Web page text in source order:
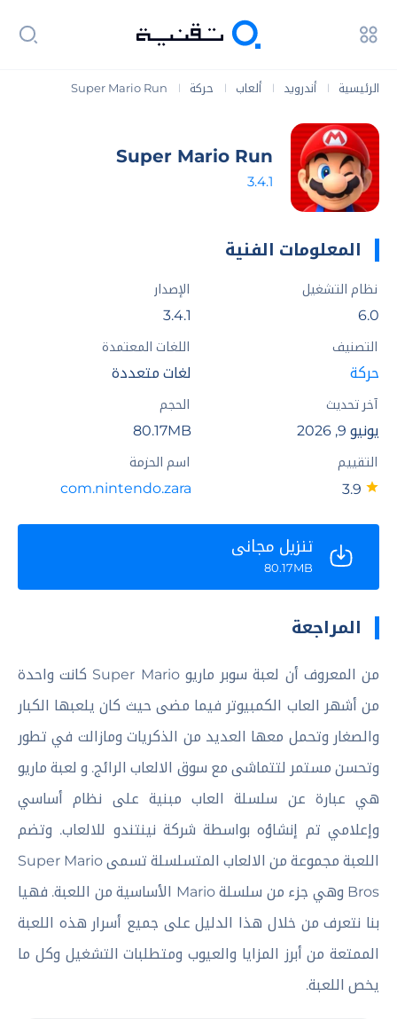
الرئيسية | أندرويد | ألعاب | حركة |
Super Mario Run
Super Mario Run
3.4.1
المعلومات الفنية
نظام التشغيل
6.0
الإصدار
3.4.1
التصنيف
حركة
اللغات المعتمدة
لغات متعددة
آخر تحديث
يونيو 9, 2026
الحجم
80.17MB
التقييم اسم الحزمة
com.nintendo.zara
تنزيل مجاني
80.17MB
المراجعة
من المعروف أن لعبة سوبر ماريو Super Mario كانت واحدة
من أشهر العاب الكمبيوتر فيما مضى حيث كان يلعبها الكبار
والصغار وتحمل معها العديد من الذكريات ومازالت في تطور
وتحسن مستمر لتتماشى مع سوق الالعاب الرائج. و لعبة ماريو
هي عبارة عن سلسلة العاب مبنية على نظام أساسي
وإعلامي تم إنشاؤه بواسطة شركة نينتندو للالعاب. وتضم
اللعبة مجموعة من الالعاب المتسلسلة تسمى Super Mario
Bros وهي جزء من سلسلة Mario الأساسية من اللعبة. فهيا
بنا نتعرف من خلال هذا الدليل على جميع أسرار هذه اللعبة
الممتعة من أبرز المزايا والعيوب ومتطلبات التشغيل وكل ما
يخص اللعبة.